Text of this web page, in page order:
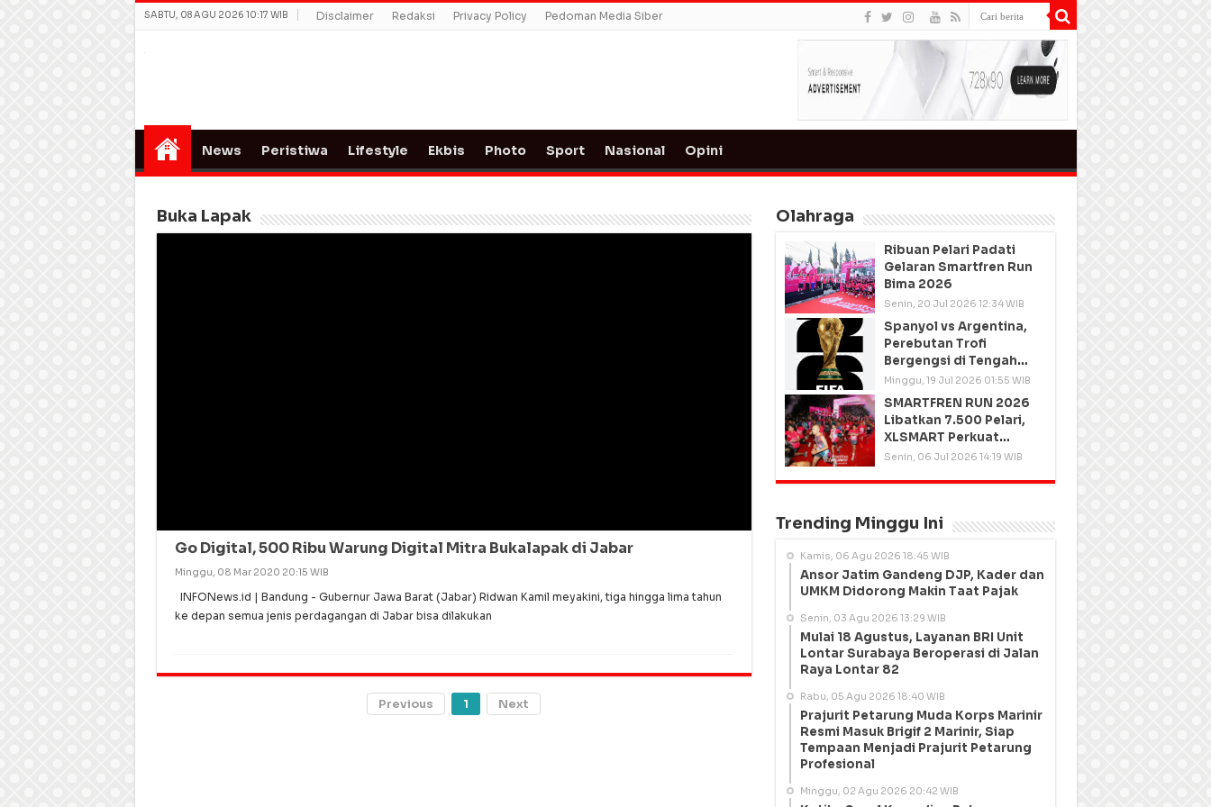
SABTU, 08 AGU 2026 10:17 WIB Disclaimer Redaksi Privacy Policy Pedoman Media Siber
News Peristiwa Lifestyle Ekbis Photo Sport Nasional Opini
Buka Lapak
Go Digital, 500 Ribu Warung Digital Mitra Bukalapak di Jabar
Minggu, 08 Mar 2020 20:15 WIB
INFONews.id | Bandung - Gubernur Jawa Barat (Jabar) Ridwan Kamil meyakini, tiga hingga lima tahun
ke depan semua jenis perdagangan di Jabar bisa dilakukan
Previous 1 Next
Olahraga
Ribuan Pelari Padati
Gelaran Smartfren Run
Bima 2026
Senin, 20 Jul 2026 12:34 WIB
Spanyol vs Argentina,
Perebutan Trofi
Bergengsi di Tengah
Semangat Persatuan
Minggu, 19 Jul 2026 01:55 WIB
SMARTFREN RUN 2026
Libatkan 7.500 Pelari,
XLSMART Perkuat
Kedekatan dengan
Senin, 06 Jul 2026 14:19 WIB
Trending Minggu Ini
Kamis, 06 Agu 2026 18:45 WIB
Ansor Jatim Gandeng DJP, Kader dan
UMKM Didorong Makin Taat Pajak
Senin, 03 Agu 2026 13:29 WIB
Mulai 18 Agustus, Layanan BRI Unit
Lontar Surabaya Beroperasi di Jalan
Raya Lontar 82
Rabu, 05 Agu 2026 18:40 WIB
Prajurit Petarung Muda Korps Marinir
Resmi Masuk Brigif 2 Marinir, Siap
Tempaan Menjadi Prajurit Petarung
Profesional
Minggu, 02 Agu 2026 20:42 WIB